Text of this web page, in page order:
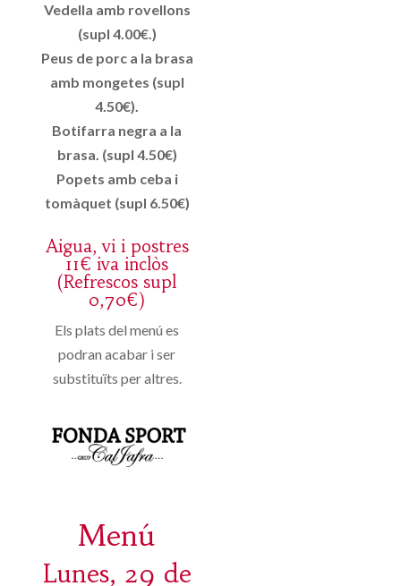
Vedella amb rovellons
(supl 4.00€.)
Peus de porc a la brasa
amb mongetes (supl
4.50€).
Botifarra negra a la
brasa. (supl 4.50€)
Popets amb ceba i
tomàquet (supl 6.50€)
Aigua, vi i postres
11€ iva inclòs
(Refrescos supl
0,70€)
Els plats del menú es
podran acabar i ser
substituïts per altres.
Menú
Lunes, 29 de